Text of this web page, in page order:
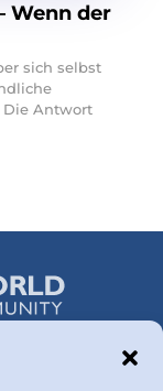
Wenn der
Die Antwort